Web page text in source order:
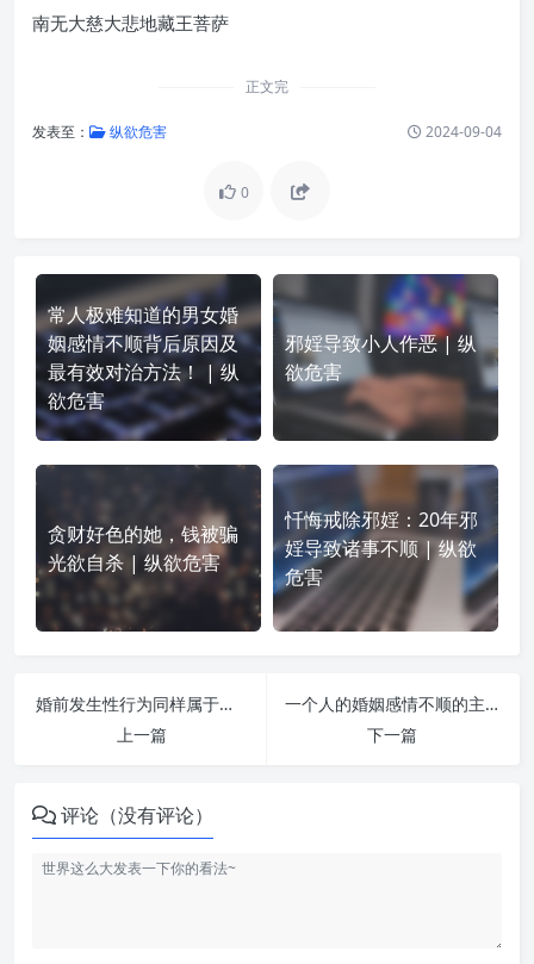
南无大慈大悲地藏王菩萨
正文完
发表至： 纵欲危害 2024-09-04
0
常人极难知道的男女婚
姻感情不顺背后原因及
最有效对治方法！ | 纵
欲危害
邪婬导致小人作恶 | 纵
欲危害
贪财好色的她，钱被骗
光欲自杀 | 纵欲危害
忏悔戒除邪婬：20年邪
婬导致诸事不顺 | 纵欲
危害
婚前发生性行为同样属于邪婬的范畴，败德伤身，危害尤烈! | 纵欲危害
上一篇
一个人的婚姻感情不顺的主要原因是什么? | 纵欲危害
下一篇
评论（没有评论）